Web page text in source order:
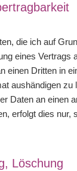
die ich auf
eines Vertrags
einen Dritten in
aushändigen zu
Daten an einen
erfolgt dies nur,
Löschung